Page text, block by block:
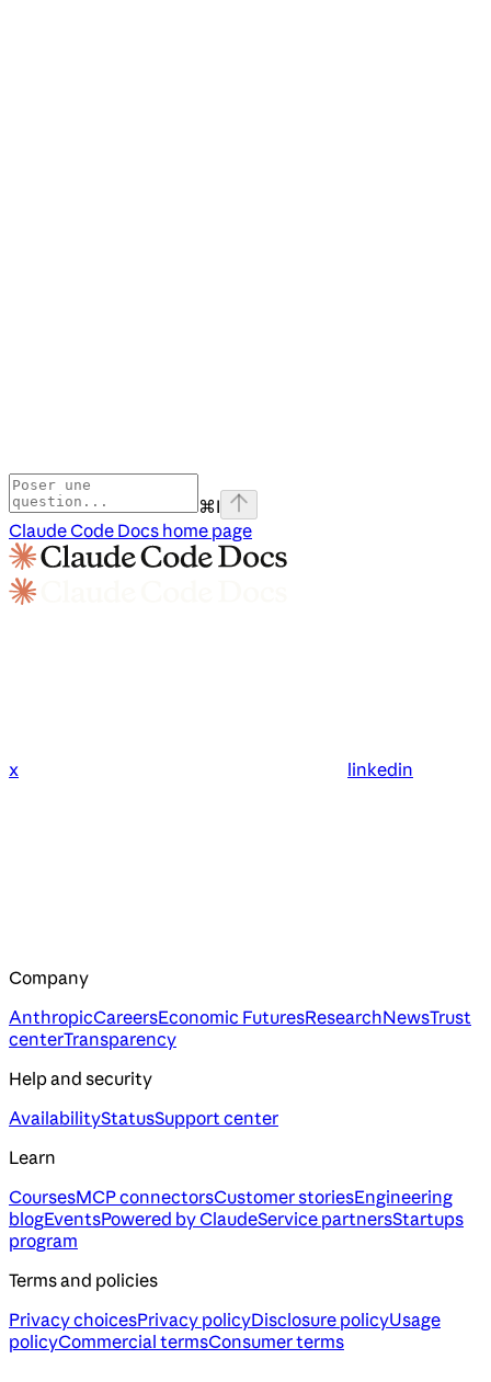
⌘I
Claude Code Docs home page
x linkedin
Company
AnthropicCareersEconomic FuturesResearchNewsTrust
centerTransparency
Help and security
AvailabilityStatusSupport center
Learn
CoursesMCP connectorsCustomer storiesEngineering
blogEventsPowered by ClaudeService partnersStartups
program
Terms and policies
Privacy choicesPrivacy policyDisclosure policyUsage
policyCommercial termsConsumer terms